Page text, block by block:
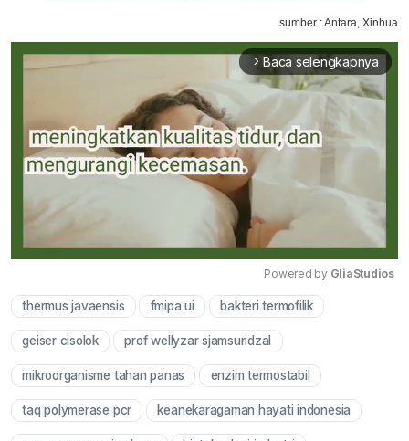
sumber : Antara, Xinhua
arrow_forward_ios Baca selengkapnya
Powered by GliaStudios
thermus javaensis fmipa ui bakteri termofilik
geiser cisolok prof wellyzar sjamsuridzal
mikroorganisme tahan panas enzim termostabil
taq polymerase pcr keanekaragaman hayati indonesia